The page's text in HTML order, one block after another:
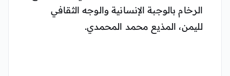
الرخام بالوجبة الإنسانية والوجه الثقافي
لليمن، المذيع محمد المحمدي.